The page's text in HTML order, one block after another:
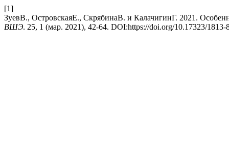
[1]
ЗуевВ., ОстровскаяЕ., СкрябинаВ. и КалачигинГ. 2021.
ВШЭ. 25, 1 (мар. 2021), 42-64. DOI:https://doi.org/10.17323/1813-